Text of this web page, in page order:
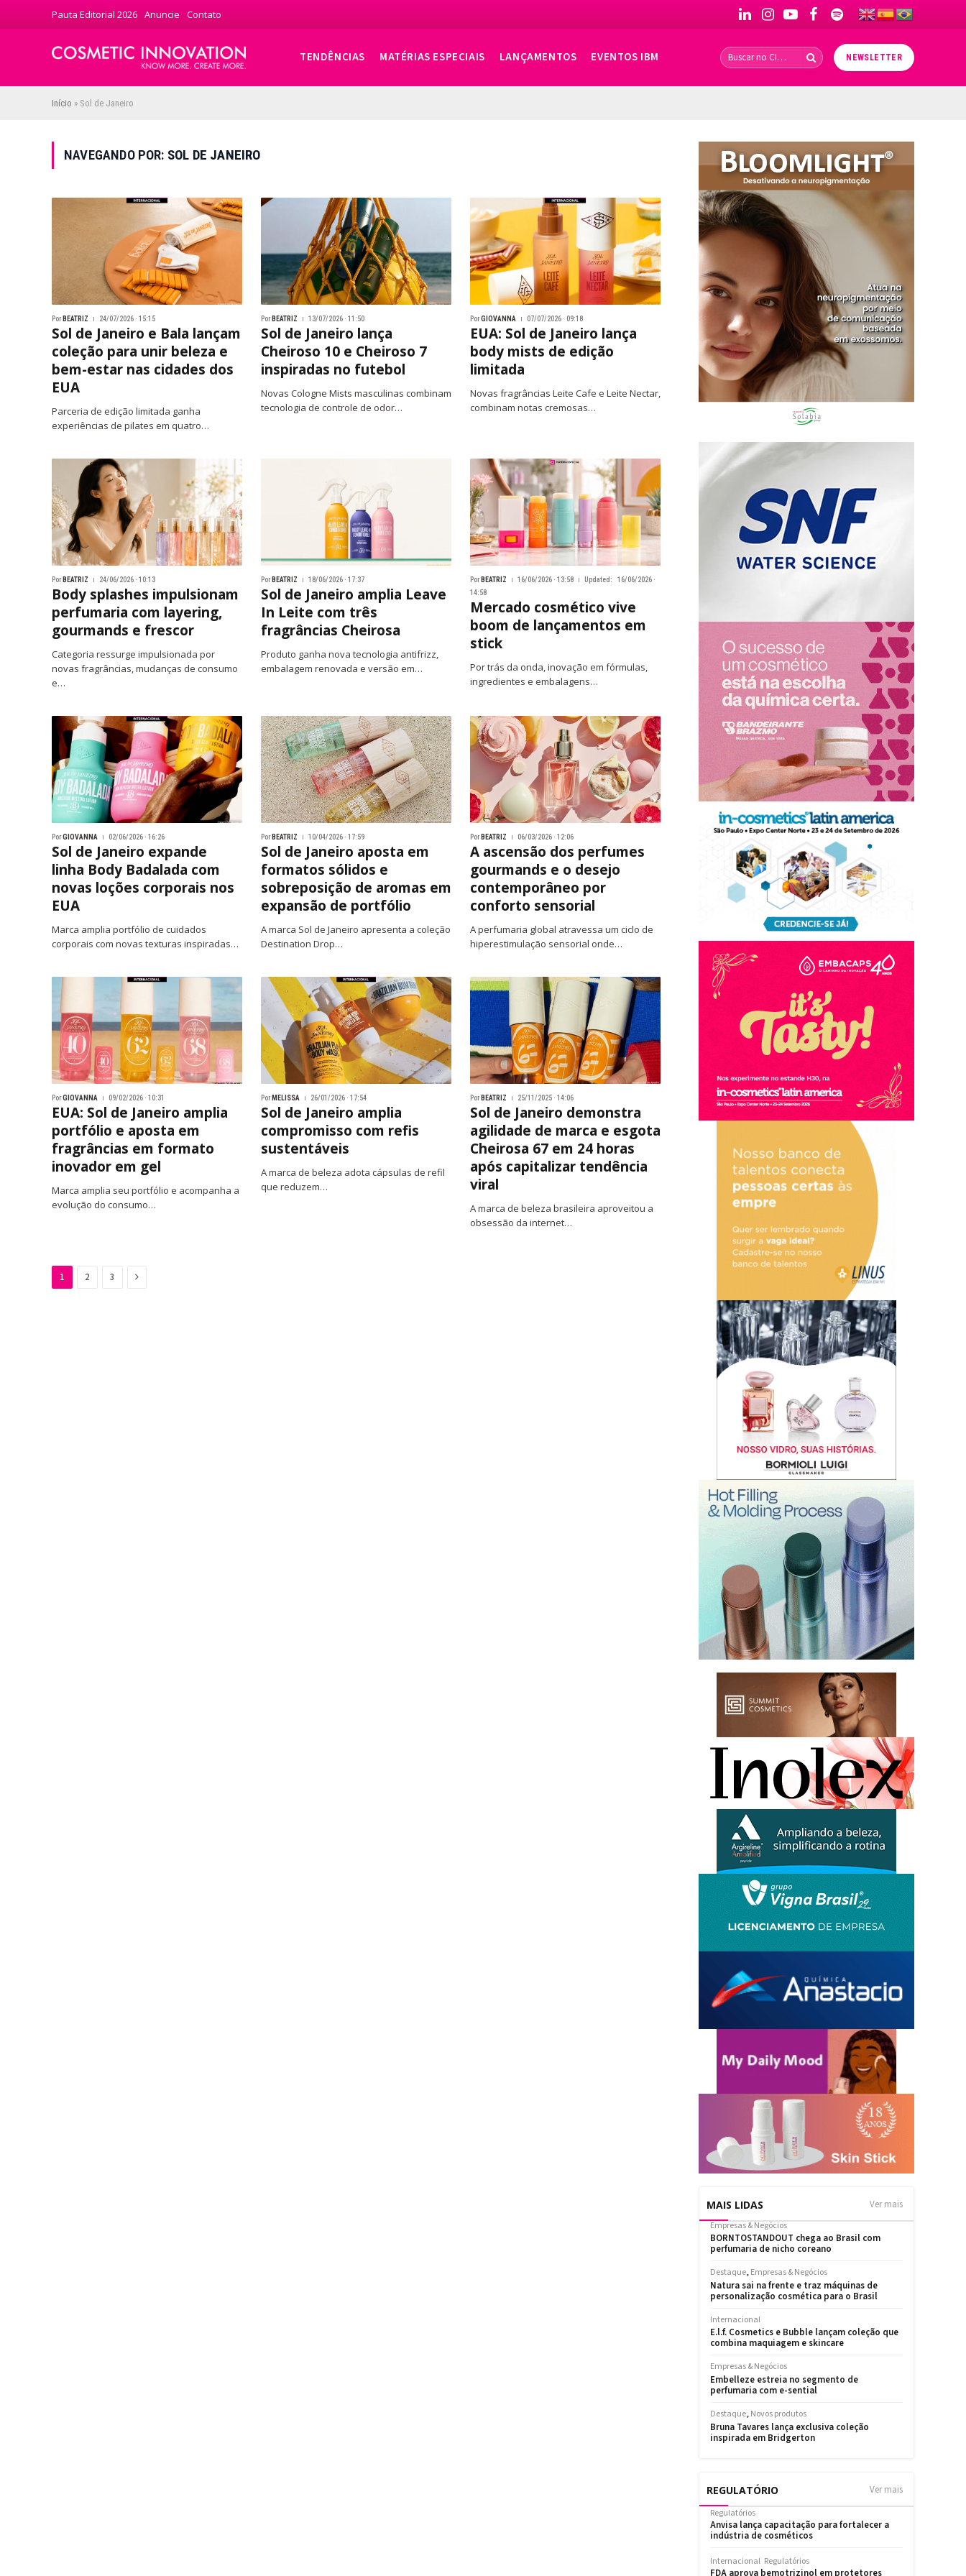
Pauta Editorial 2026 Anuncie Contato LinkedInInstagramYouTubeFacebookSpotify
TENDÊNCIAS MATÉRIAS ESPECIAIS LANÇAMENTOS EVENTOS IBM NEWSLETTER
Início » Sol de Janeiro
NAVEGANDO POR: SOL DE JANEIRO
Por BEATRIZ 24/07/2026 · 15:15
Sol de Janeiro e Bala lançam
coleção para unir beleza e
bem-estar nas cidades dos
EUA
Parceria de edição limitada ganha
experiências de pilates em quatro…
Por BEATRIZ 13/07/2026 · 11:50
Sol de Janeiro lança
Cheiroso 10 e Cheiroso 7
inspiradas no futebol
Novas Cologne Mists masculinas combinam
tecnologia de controle de odor…
PorGIOVANNA 07/07/2026 · 09:18
EUA: Sol de Janeiro lança
body mists de edição
limitada
Novas fragrâncias Leite Cafe e Leite Nectar,
combinam notas cremosas…
Por BEATRIZ 24/06/2026 · 10:13
Body splashes impulsionam
perfumaria com layering,
gourmands e frescor
Categoria ressurge impulsionada por
novas fragrâncias, mudanças de consumo
e…
Por BEATRIZ 18/06/2026 · 17:37
Sol de Janeiro amplia Leave
In Leite com três
fragrâncias Cheirosa
Produto ganha nova tecnologia antifrizz,
embalagem renovada e versão em…
Por BEATRIZ 16/06/2026 · 13:58 Updated:
16/06/2026 ·
14:58
Mercado cosmético vive
boom de lançamentos em
stick
Por trás da onda, inovação em fórmulas,
ingredientes e embalagens…
PorGIOVANNA 02/06/2026 · 16:26
Sol de Janeiro expande
linha Body Badalada com
novas loções corporais nos
EUA
Marca amplia portfólio de cuidados
corporais com novas texturas inspiradas…
Por BEATRIZ 10/04/2026 · 17:59
Sol de Janeiro aposta em
formatos sólidos e
sobreposição de aromas em
expansão de portfólio
A marca Sol de Janeiro apresenta a coleção
Destination Drop…
Por BEATRIZ 06/03/2026 · 12:06
A ascensão dos perfumes
gourmands e o desejo
contemporâneo por
conforto sensorial
A perfumaria global atravessa um ciclo de
hiperestimulação sensorial onde…
PorGIOVANNA 09/02/2026 · 10:31
EUA: Sol de Janeiro amplia
portfólio e aposta em
fragrâncias em formato
inovador em gel
Marca amplia seu portfólio e acompanha a
evolução do consumo…
Por MELISSA 26/01/2026 · 17:54
Sol de Janeiro amplia
compromisso com refis
sustentáveis
A marca de beleza adota cápsulas de refil
que reduzem…
Por BEATRIZ 25/11/2025 · 14:06
Sol de Janeiro demonstra
agilidade de marca e esgota
Cheirosa 67 em 24 horas
após capitalizar tendência
viral
A marca de beleza brasileira aproveitou a
obsessão da internet…
1 2 3 Next
MAIS LIDAS Ver mais
REGULATÓRIO Ver mais
Regulatórios
Anvisa lança capacitação para fortalecer a
indústria de cosméticos
Internacional Regulatórios
FDA aprova bemotrizinol em protetores